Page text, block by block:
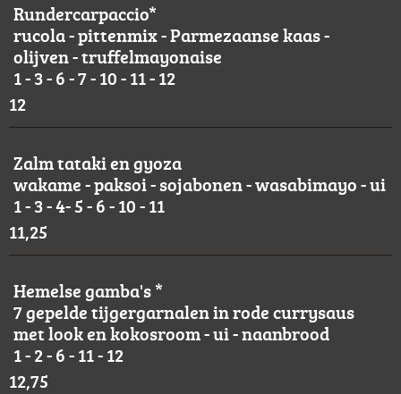
Rundercarpaccio*
rucola - pittenmix - Parmezaanse kaas -
olijven - truffelmayonaise
1 - 3 - 6 - 7 - 10 - 11 - 12
12
Zalm tataki en gyoza
wakame - paksoi - sojabonen - wasabimayo - ui
1 - 3 - 4- 5 - 6 - 10 - 11
11,25
Hemelse gamba's *
7 gepelde tijgergarnalen in rode currysaus
met look en kokosroom - ui - naanbrood
1 - 2 - 6 - 11 - 12
12,75